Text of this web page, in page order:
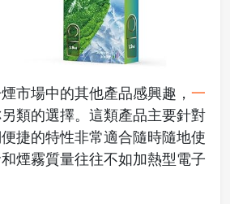
市場中的其他產品感興趣， 一
類的選擇。這類產品主要針對
捷的特性非常適合隨時隨地使
煙霧質量往往不如加熱型電子